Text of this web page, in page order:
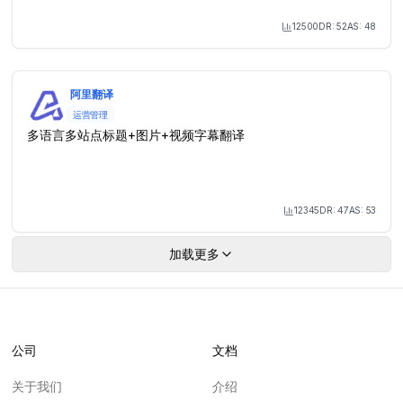
Month Visit
12500DR:52AS: 48
阿里翻译
运营管理
多语言多站点标题+图片+视频字幕翻译
Month Visit
12345DR:47AS: 53
加载更多
公司
关于我们
文档
介绍